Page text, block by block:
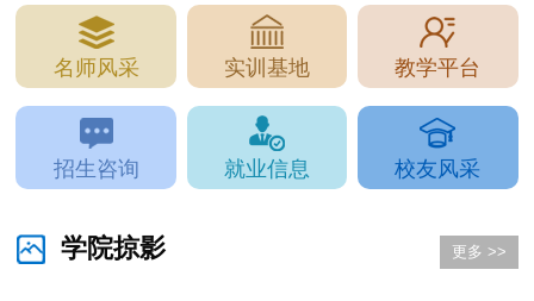
名师风采 实训基地 教学平台
招生咨询 就业信息 校友风采
学院掠影 更多 >>